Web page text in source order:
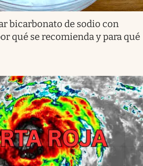
bicarbonato de sodio con
qué se recomienda y para qué